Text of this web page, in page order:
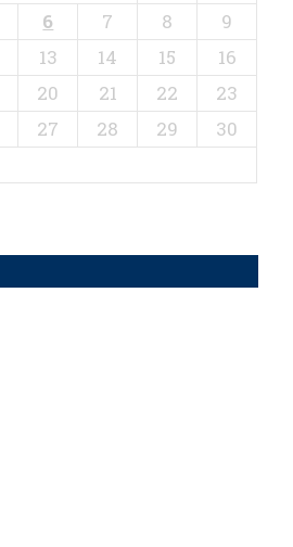
6 7 8
9
13 14 15
16
20 21 22
23
27 28 29
30